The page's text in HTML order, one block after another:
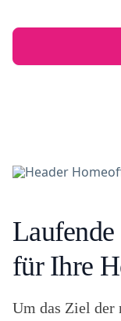
für Ihre
Um das Ziel der